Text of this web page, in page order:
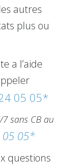
autres
plus ou
a l’aide
05 05*
sans CB au
05 05*
questions